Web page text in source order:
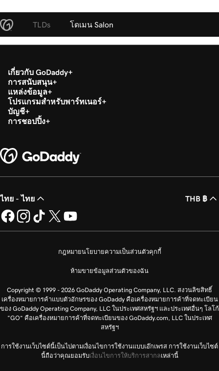
TLDs โดเมน Salon
เกี่ยวกับ GoDaddy
การสนับสนุน
แหล่งข้อมูล
โปรแกรมสำหรับพาร์ทเนอร์
บัญชี
การชอปปิ้ง
ไทย - ไทย THB ฿
กฎหมายนโยบายความเป็นส่วนตัวคุกกี้
ห้ามขายข้อมูลส่วนตัวของฉัน
Copyright © 1999 - 2026 GoDaddy Operating Company, LLC. สงวนลิขสิทธิ์
เครื่องหมายการค้าแบบตัวอักษรของ GoDaddy คือเครื่องหมายการค้าที่จดทะเบียน
ของ GoDaddy Operating Company, LLC ในประเทศสหรัฐฯ และประเทศอื่นๆ โลโก้
“GO” คือเครื่องหมายการค้าที่จดทะเบียนของ GoDaddy.com, LLC ในประเทศ
สหรัฐฯ
การใช้งานเว็บไซต์นี้เป็นไปตามเงื่อนไขการใช้งานแบบเอ๊กเพรส การใช้งานเว็บไซต์
นี้ถือว่าคุณยอมรับเงื่อนไขการให้บริการสากลเหล่านี้